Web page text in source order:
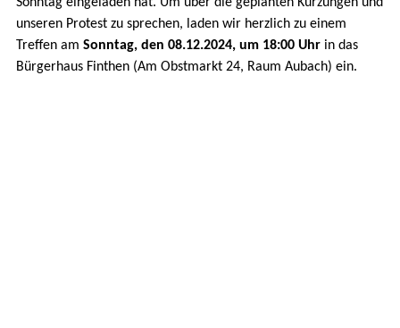
unseren Protest zu sprechen, laden wir herzlich zu einem
Treffen am Sonntag, den 08.12.2024, um 18:00 Uhr in das
Bürgerhaus Finthen (Am Obstmarkt 24, Raum Aubach) ein.